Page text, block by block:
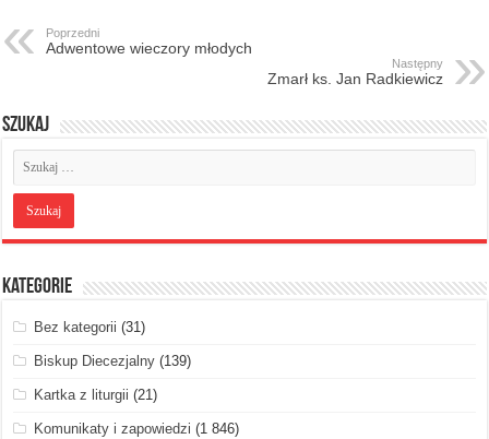
Poprzedni
Adwentowe wieczory młodych
Następny
Zmarł ks. Jan Radkiewicz
Szukaj
Kategorie
Bez kategorii (31)
Biskup Diecezjalny (139)
Kartka z liturgii (21)
Komunikaty i zapowiedzi (1 846)